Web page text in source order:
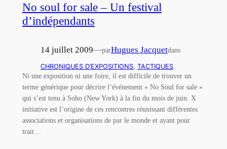
No soul for sale – Un festival
d’indépendants
14 juillet 2009—parHugues Jacquetdans
CHRONIQUES D’EXPOSITIONS, TACTIQUES
Ni une exposition ni une foire, il est difficile de trouver un
terme générique pour décrire l’événement « No Soul for sale »
qui s’est tenu à Soho (New York) à la fin du mois de juin. X
initiative est l’origine de ces rencontres réunissant différentes
associations et organisations de par le monde et ayant pour
trait…